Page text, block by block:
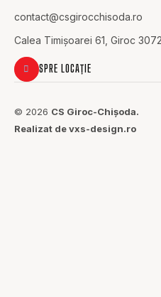
contact@csgirocchisoda.ro
Calea Timișoarei 61, Giroc
SPRE LOCAȚIE
© 2026 CS Giroc-Chișoda.
Realizat de vxs-design.ro